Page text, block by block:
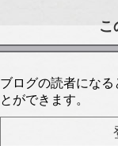
こ
ブログの読者にな
とができます。